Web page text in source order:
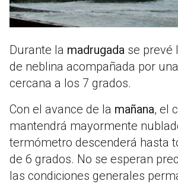
Durante la madrugada se prevé
de neblina acompañada por
cercana a los 7 grados.
Con el avance de la mañana, el
mantendrá mayormente
termómetro descenderá hasta
de 6 grados. No se esperan
las condiciones generales